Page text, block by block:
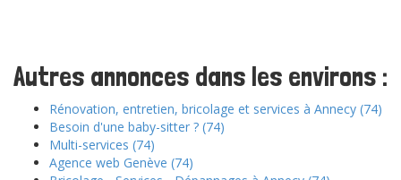
Autres annonces dans les environs :
Rénovation, entretien, bricolage et services à Annecy (74)
Besoin d'une baby-sitter ? (74)
Multi-services (74)
Agence web Genève (74)